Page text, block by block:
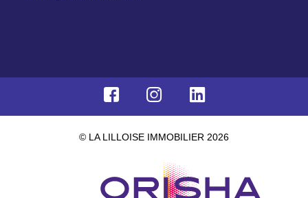
© LA LILLOISE IMMOBILIER 2026